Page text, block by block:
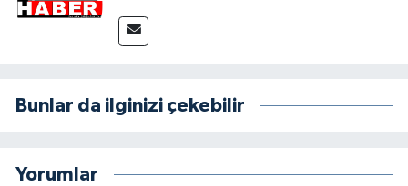
Bunlar da ilginizi çekebilir
Yorumlar